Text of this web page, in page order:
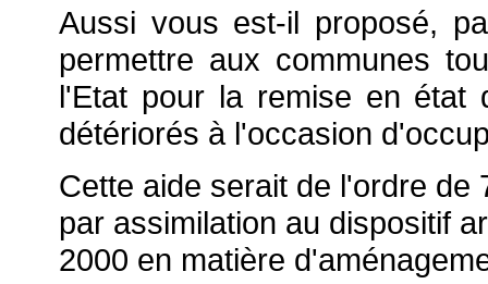
Aussi vous est-il proposé,
permettre aux communes
l'Etat pour la remise en état
détériorés à l'occasion
Cette aide serait de l'ordre
par assimilation au dispositif
2000 en matière